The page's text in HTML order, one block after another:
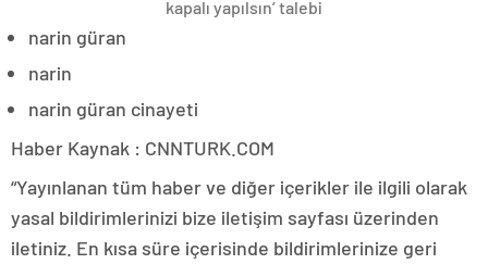
kapalı yapılsın’ talebi
narin güran
narin
narin güran cinayeti
Haber Kaynak : CNNTURK.COM
“Yayınlanan tüm haber ve diğer içerikler ile ilgili olarak
yasal bildirimlerinizi bize iletişim sayfası üzerinden
iletiniz. En kısa süre içerisinde bildirimlerinize geri